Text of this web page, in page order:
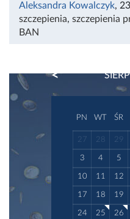
Aleksandra Kowalczyk,
szczepienia, szczepienia
BAN
PREVIOUS
PN WT ŚR
27 28 29
3 4 5
10 11 12
17 18 19
24 25 26